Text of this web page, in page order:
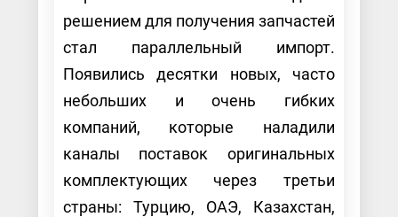
решением для получения запчастей
стал параллельный импорт.
Появились десятки новых, часто
небольших и очень гибких
компаний, которые наладили
каналы поставок оригинальных
комплектующих через третьи
страны: Турцию, ОАЭ, Казахстан,